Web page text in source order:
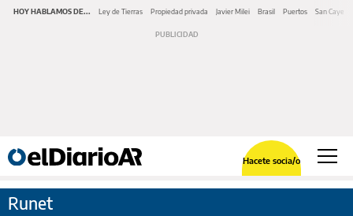
HOY HABLAMOS DE... Ley de Tierras Propiedad privada Javier Milei Brasil Puertos San
Hacete socia/o
Runet